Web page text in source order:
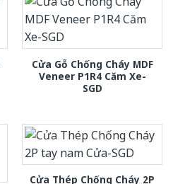
Cửa Gỗ Chống Cháy MDF
Veneer P1R4 Căm Xe-
SGD
Cửa Thép Chống Cháy 2P